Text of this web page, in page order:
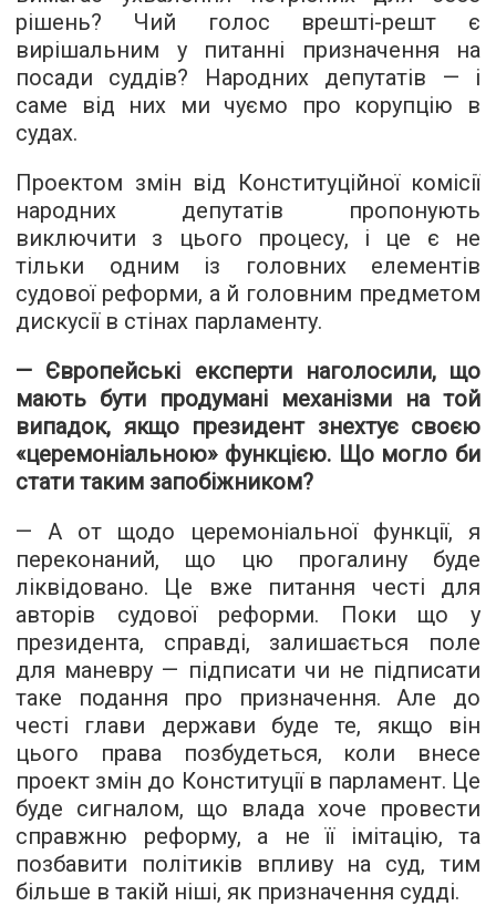
рішень? Чий голос врешті-решт є
вирішальним у питанні призначення на
посади суддів? Народних депутатів — і
саме від них ми чуємо про корупцію в
судах.
Проектом змін від Конституційної комісії
народних депутатів пропонують
виключити з цього процесу, і це є не
тільки одним із головних елементів
судової реформи, а й головним предметом
дискусії в стінах парламенту.
— Європейські експерти наголосили, що
мають бути продумані механізми на той
випадок, якщо президент знехтує своєю
«церемоніальною» функцією. Що могло би
стати таким запобіжником?
— А от щодо церемоніальної функції, я
переконаний, що цю прогалину буде
ліквідовано. Це вже питання честі для
авторів судової реформи. Поки що у
президента, справді, залишається поле
для маневру — підписати чи не підписати
таке подання про призначення. Але до
честі глави держави буде те, якщо він
цього права позбудеться, коли внесе
проект змін до Конституції в парламент. Це
буде сигналом, що влада хоче провести
справжню реформу, а не її імітацію, та
позбавити політиків впливу на суд, тим
більше в такій ніші, як призначення судді.